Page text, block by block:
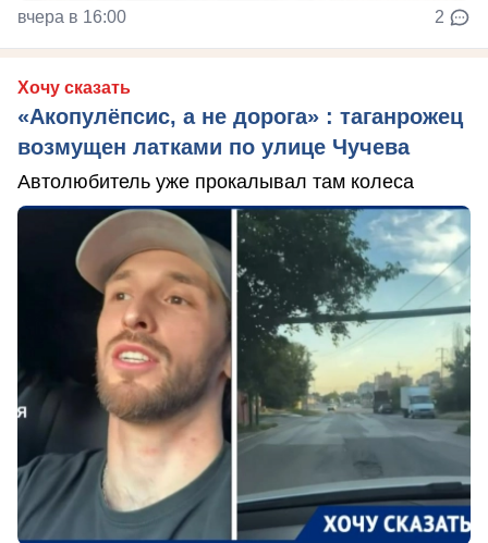
вчера в 16:00 2
Хочу сказать
«Акопулёпсис, а не дорога» : таганрожец
возмущен латками по улице Чучева
Автолюбитель уже прокалывал там колеса